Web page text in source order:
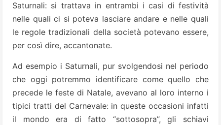
Saturnali: si trattava in entrambi i casi di festività
nelle quali ci si poteva lasciare andare e nelle quali
le regole tradizionali della società potevano essere,
per così dire, accantonate.
Ad esempio i Saturnali, pur svolgendosi nel periodo
che oggi potremmo identificare come quello che
precede le feste di Natale, avevano al loro interno i
tipici tratti del Carnevale: in queste occasioni infatti
il mondo era di fatto “sottosopra”, gli schiavi